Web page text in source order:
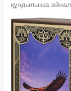
құндылыққа